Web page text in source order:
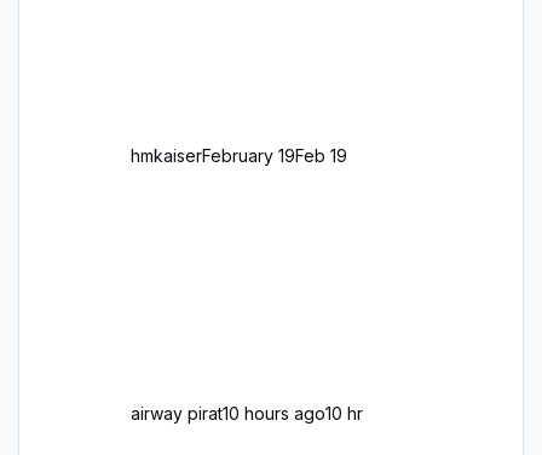
hmkaiserFebruary 19Feb 19
airway pirat10 hours ago10 hr